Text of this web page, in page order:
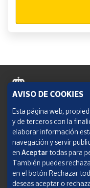
Política de cookies
Aviso legal
Condiciones del servicio
Política de Privacidad Web
AVISO DE COOKIES
Esta página web,
y de terceros con la
elaborar información
navegación y servir
en Aceptar todas para
También puedes
en el botón Rechazar
deseas aceptar o